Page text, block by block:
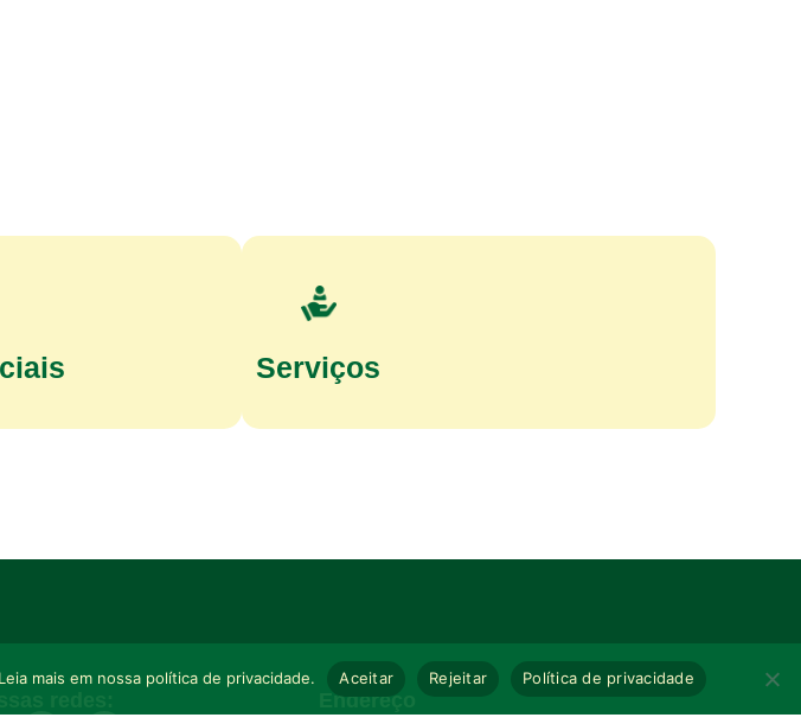
Serviços
Endereço
mais em nossa política de privacidade. Aceitar Rejeitar Política de privacidade